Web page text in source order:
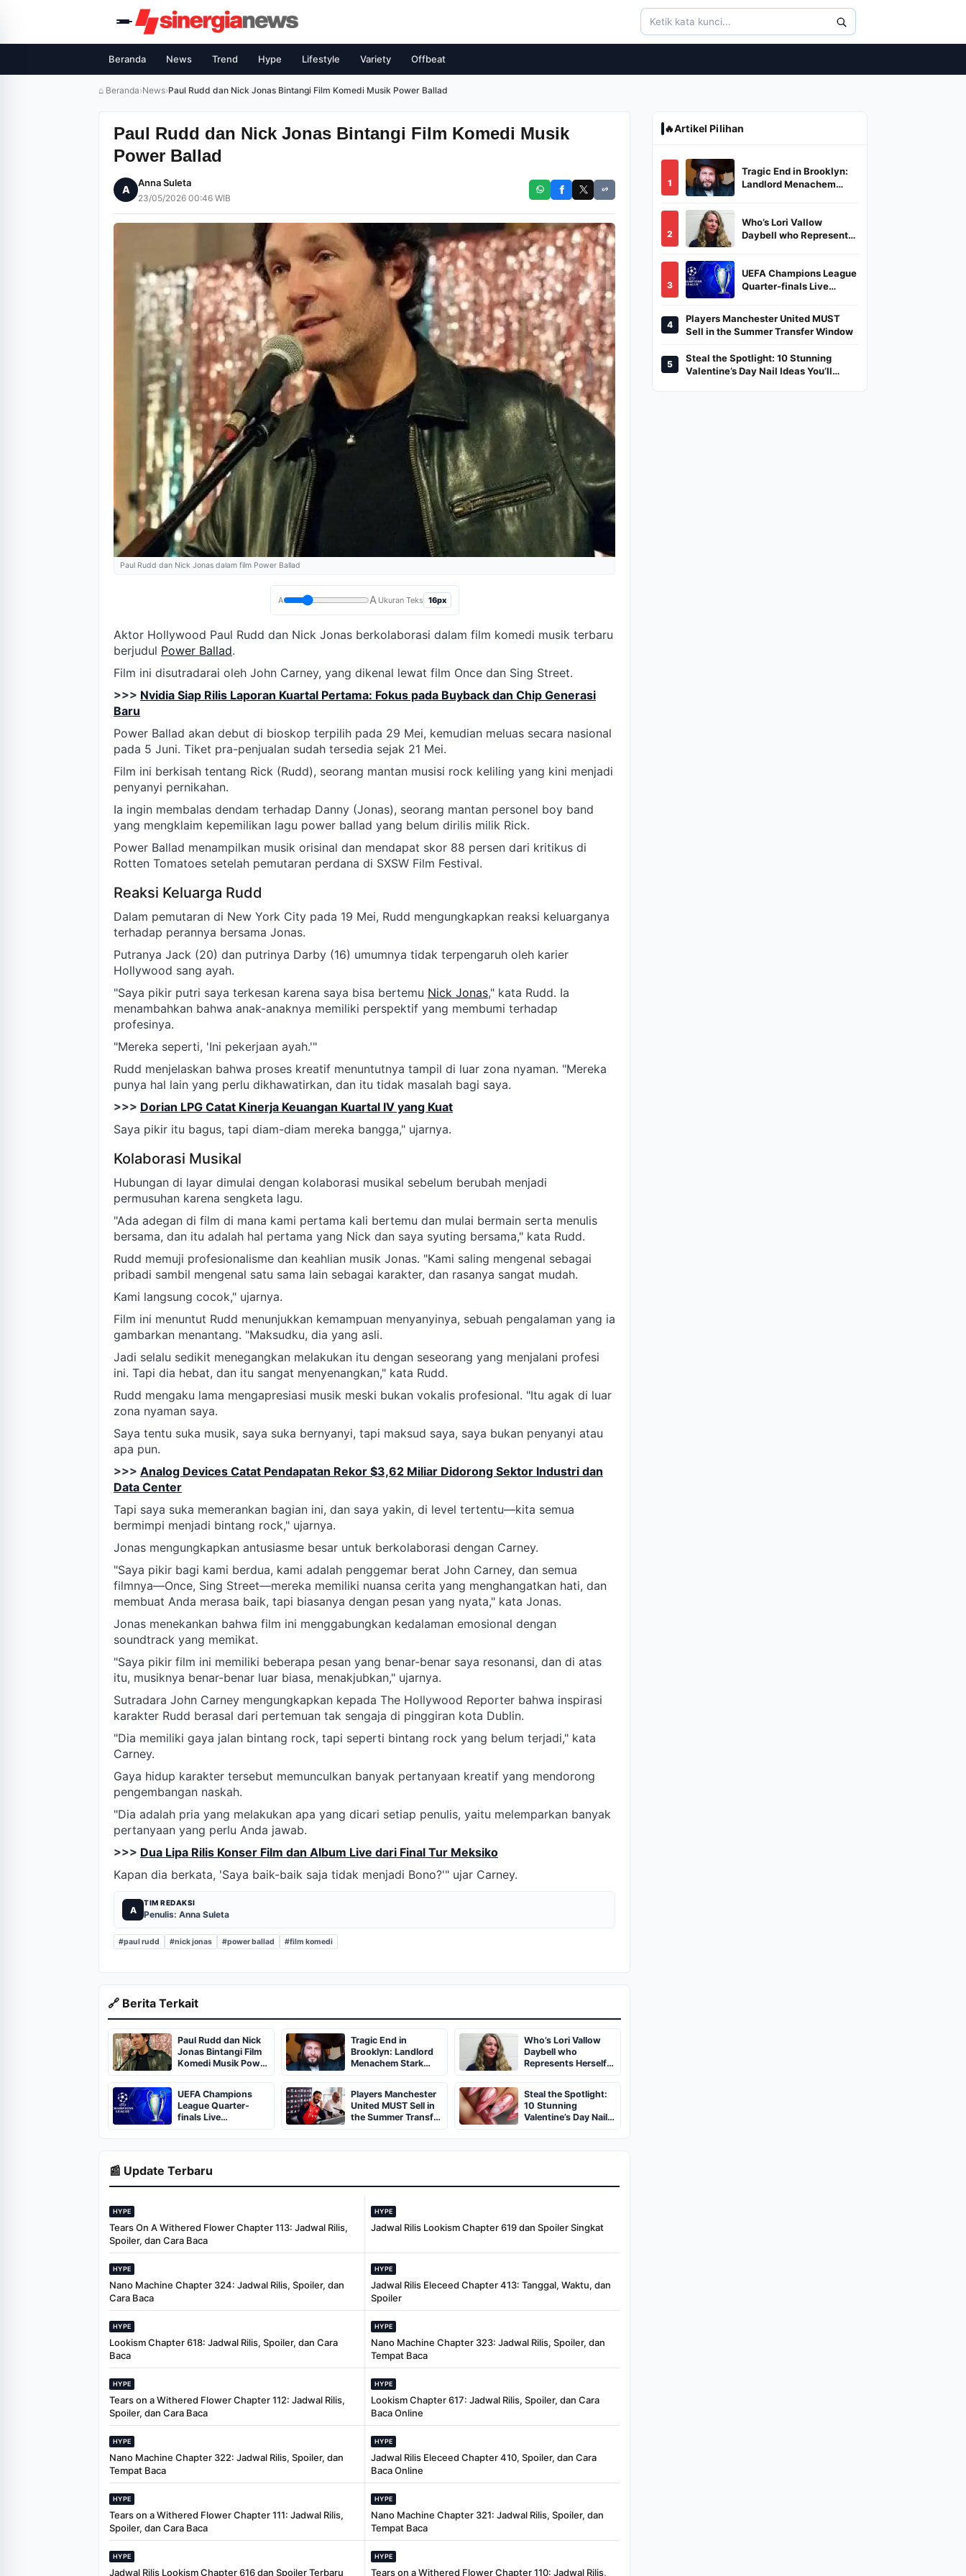
Beranda News Trend Hype Lifestyle Variety Offbeat
⌂ Beranda›News›Paul Rudd dan Nick Jonas Bintangi Film Komedi Musik Power Ballad
Paul Rudd dan Nick Jonas Bintangi Film Komedi Musik
Power Ballad
A
Anna Suleta
23/05/2026 00:46 WIB
Paul Rudd dan Nick Jonas dalam film Power Ballad
A A Ukuran Teks 16px
Aktor Hollywood Paul Rudd dan Nick Jonas berkolaborasi dalam film komedi musik terbaru
berjudul Power Ballad.
Film ini disutradarai oleh John Carney, yang dikenal lewat film Once dan Sing Street.
>>> Nvidia Siap Rilis Laporan Kuartal Pertama: Fokus pada Buyback dan Chip Generasi
Baru
Power Ballad akan debut di bioskop terpilih pada 29 Mei, kemudian meluas secara nasional
pada 5 Juni. Tiket pra-penjualan sudah tersedia sejak 21 Mei.
Film ini berkisah tentang Rick (Rudd), seorang mantan musisi rock keliling yang kini menjadi
penyanyi pernikahan.
Ia ingin membalas dendam terhadap Danny (Jonas), seorang mantan personel boy band
yang mengklaim kepemilikan lagu power ballad yang belum dirilis milik Rick.
Power Ballad menampilkan musik orisinal dan mendapat skor 88 persen dari kritikus di
Rotten Tomatoes setelah pemutaran perdana di SXSW Film Festival.
Reaksi Keluarga Rudd
Dalam pemutaran di New York City pada 19 Mei, Rudd mengungkapkan reaksi keluarganya
terhadap perannya bersama Jonas.
Putranya Jack (20) dan putrinya Darby (16) umumnya tidak terpengaruh oleh karier
Hollywood sang ayah.
"Saya pikir putri saya terkesan karena saya bisa bertemu Nick Jonas," kata Rudd. Ia
menambahkan bahwa anak-anaknya memiliki perspektif yang membumi terhadap
profesinya.
"Mereka seperti, 'Ini pekerjaan ayah.'"
Rudd menjelaskan bahwa proses kreatif menuntutnya tampil di luar zona nyaman. "Mereka
punya hal lain yang perlu dikhawatirkan, dan itu tidak masalah bagi saya.
>>> Dorian LPG Catat Kinerja Keuangan Kuartal IV yang Kuat
Saya pikir itu bagus, tapi diam-diam mereka bangga," ujarnya.
Kolaborasi Musikal
Hubungan di layar dimulai dengan kolaborasi musikal sebelum berubah menjadi
permusuhan karena sengketa lagu.
"Ada adegan di film di mana kami pertama kali bertemu dan mulai bermain serta menulis
bersama, dan itu adalah hal pertama yang Nick dan saya syuting bersama," kata Rudd.
Rudd memuji profesionalisme dan keahlian musik Jonas. "Kami saling mengenal sebagai
pribadi sambil mengenal satu sama lain sebagai karakter, dan rasanya sangat mudah.
Kami langsung cocok," ujarnya.
Film ini menuntut Rudd menunjukkan kemampuan menyanyinya, sebuah pengalaman yang ia
gambarkan menantang. "Maksudku, dia yang asli.
Jadi selalu sedikit menegangkan melakukan itu dengan seseorang yang menjalani profesi
ini. Tapi dia hebat, dan itu sangat menyenangkan," kata Rudd.
Rudd mengaku lama mengapresiasi musik meski bukan vokalis profesional. "Itu agak di luar
zona nyaman saya.
Saya tentu suka musik, saya suka bernyanyi, tapi maksud saya, saya bukan penyanyi atau
apa pun.
>>> Analog Devices Catat Pendapatan Rekor $3,62 Miliar Didorong Sektor Industri dan
Data Center
Tapi saya suka memerankan bagian ini, dan saya yakin, di level tertentu—kita semua
bermimpi menjadi bintang rock," ujarnya.
Jonas mengungkapkan antusiasme besar untuk berkolaborasi dengan Carney.
"Saya pikir bagi kami berdua, kami adalah penggemar berat John Carney, dan semua
filmnya—Once, Sing Street—mereka memiliki nuansa cerita yang menghangatkan hati, dan
membuat Anda merasa baik, tapi biasanya dengan pesan yang nyata," kata Jonas.
Jonas menekankan bahwa film ini menggabungkan kedalaman emosional dengan
soundtrack yang memikat.
"Saya pikir film ini memiliki beberapa pesan yang benar-benar saya resonansi, dan di atas
itu, musiknya benar-benar luar biasa, menakjubkan," ujarnya.
Sutradara John Carney mengungkapkan kepada The Hollywood Reporter bahwa inspirasi
karakter Rudd berasal dari pertemuan tak sengaja di pinggiran kota Dublin.
"Dia memiliki gaya jalan bintang rock, tapi seperti bintang rock yang belum terjadi," kata
Carney.
Gaya hidup karakter tersebut memunculkan banyak pertanyaan kreatif yang mendorong
pengembangan naskah.
"Dia adalah pria yang melakukan apa yang dicari setiap penulis, yaitu melemparkan banyak
pertanyaan yang perlu Anda jawab.
>>> Dua Lipa Rilis Konser Film dan Album Live dari Final Tur Meksiko
Kapan dia berkata, 'Saya baik-baik saja tidak menjadi Bono?'" ujar Carney.
A
TIM REDAKSI
Penulis: Anna Suleta
#paul rudd #nick jonas #power ballad #film komedi
🔗 Berita Terkait
Paul Rudd dan Nick
Jonas Bintangi Film
Komedi Musik Power
Ballad
Tragic End in
Brooklyn: Landlord
Menachem Stark
Abducted,
Suffocated, and Left
Burned in a
Dumpster
Who’s Lori Vallow
Daybell who
Represents Herself
in Fourth Husband's
Murder Trial
UEFA Champions
League Quarter-
finals Live
Streaming: Leg 1
Fixtures, Timings,
When And Where To
Players Manchester
United MUST Sell in
the Summer Transfer
Window
Steal the Spotlight:
10 Stunning
Valentine’s Day Nail
Ideas You’ll Love!
📰 Update Terbaru
HYPE
Tears On A Withered Flower Chapter 113: Jadwal Rilis,
Spoiler, dan Cara Baca
HYPE
Jadwal Rilis Lookism Chapter 619 dan Spoiler Singkat
HYPE
Nano Machine Chapter 324: Jadwal Rilis, Spoiler, dan
Cara Baca
HYPE
Jadwal Rilis Eleceed Chapter 413: Tanggal, Waktu, dan
Spoiler
HYPE
Lookism Chapter 618: Jadwal Rilis, Spoiler, dan Cara
Baca
HYPE
Nano Machine Chapter 323: Jadwal Rilis, Spoiler, dan
Tempat Baca
HYPE
Tears on a Withered Flower Chapter 112: Jadwal Rilis,
Spoiler, dan Cara Baca
HYPE
Lookism Chapter 617: Jadwal Rilis, Spoiler, dan Cara
Baca Online
HYPE
Nano Machine Chapter 322: Jadwal Rilis, Spoiler, dan
Tempat Baca
HYPE
Jadwal Rilis Eleceed Chapter 410, Spoiler, dan Cara
Baca Online
HYPE
Tears on a Withered Flower Chapter 111: Jadwal Rilis,
Spoiler, dan Cara Baca
HYPE
Nano Machine Chapter 321: Jadwal Rilis, Spoiler, dan
Tempat Baca
HYPE
Jadwal Rilis Lookism Chapter 616 dan Spoiler Terbaru
HYPE
Tears on a Withered Flower Chapter 110: Jadwal Rilis,
🔥Artikel Pilihan
1
Tragic End in Brooklyn:
Landlord Menachem
Burned in a Dumpster
2
Who’s Lori Vallow
Daybell who Represents
3
UEFA Champions League
Quarter-finals Live
And Where To Watch
4
Players Manchester United MUST
Sell in the Summer Transfer Window
5
Steal the Spotlight: 10 Stunning
Valentine’s Day Nail Ideas You’ll